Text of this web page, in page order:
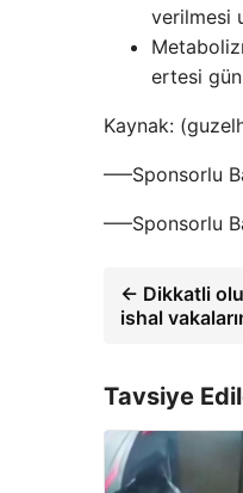
verilmesi
ertesi
Kaynak:
—–Sponsorlu
—–Sponsorlu
← Dikkatli
ishal
Tavsiye